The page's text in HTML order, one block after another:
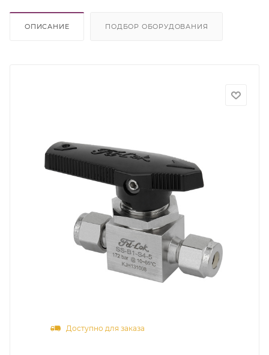
ОПИСАНИЕ ПОДБОР ОБОРУДОВАНИЯ
Доступно для заказа